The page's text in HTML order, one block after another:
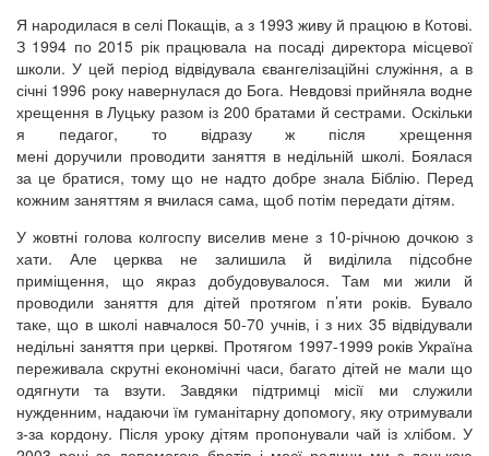
Я народилася в селі Покащів, а з 1993 живу й працюю в Котові.
З 1994 по 2015 рік працювала на посаді директора місцевої
школи. У цей період відвідувала євангелізаційні служіння, а в
січні 1996 року навернулася до Бога. Невдовзі прийняла водне
хрещення в Луцьку разом із 200 братами й сестрами. Оскільки
я педагог, то відразу ж після хрещення
мені доручили проводити заняття в недільній школі. Боялася
за це братися, тому що не надто добре знала Біблію. Перед
кожним заняттям я вчилася сама, щоб потім передати дітям.
У жовтні голова колгоспу виселив мене з 10-річною дочкою з
хати. Але церква не залишила й виділила підсобне
приміщення, що якраз добудовувалося. Там ми жили й
проводили заняття для дітей протягом п’яти років. Бувало
таке, що в школі навчалося 50-70 учнів, і з них 35 відвідували
недільні заняття при церкві. Протягом 1997-1999 років Україна
переживала скрутні економічні часи, багато дітей не мали що
одягнути та взути. Завдяки підтримці місії ми служили
нужденним, надаючи їм гуманітарну допомогу, яку отримували
з-за кордону. Після уроку дітям пропонували чай із хлібом. У